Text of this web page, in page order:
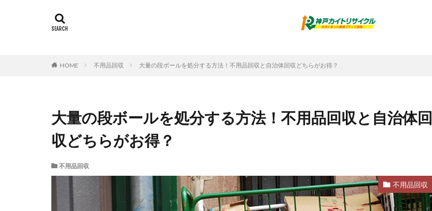
HOME 不用品回収 大量の段ボールを処分する方法！不用品回収と自治体回収どちらがお得？
大量の段ボールを処分する方法！不用品回収と自治体回
収どちらがお得？
不用品回収
不用品回収